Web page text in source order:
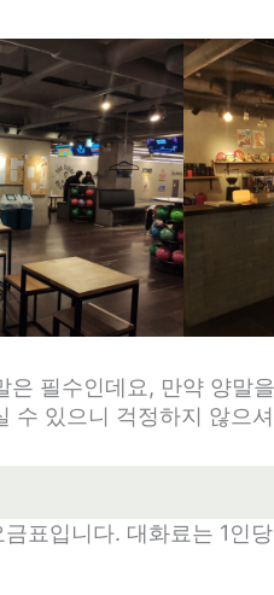
은 필수인데요, 만약 양말
수 있으니 걱정하지 않으
표입니다. 대화료는 1인